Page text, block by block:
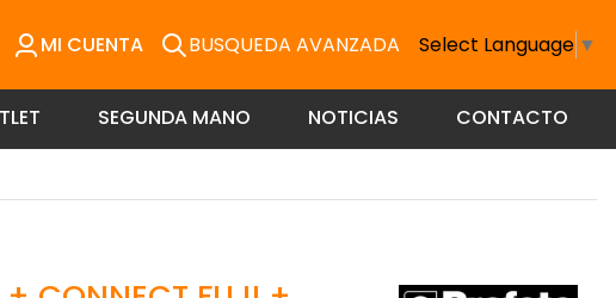
MI CUENTA BUSQUEDA AVANZADA Select Language ▼
SEGUNDA MANO NOTICIAS CONTACTO